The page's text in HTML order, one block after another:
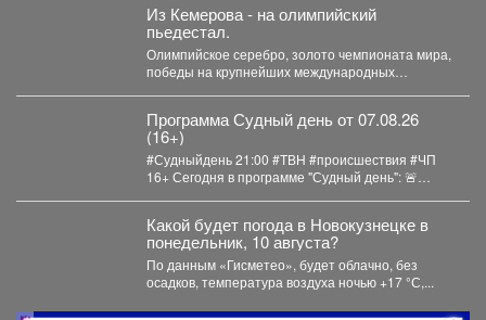
Из Кемерова - на олимпийский
пьедестал.
Олимпийское серебро, золото чемпионата мира,
победы на крупнейших международных
Программа Судный день от 07.08.26
(16+)
#Судныйдень 21:00 #ТВН #происшествия #ЧП
16+ Сегодня в программе "Судный день": 🚨
Какой будет погода в Новокузнецке в
понедельник, 10 августа?
По данным «Гисметео», будет облачно, без
осадков, температура воздуха ночью +17 °С,...